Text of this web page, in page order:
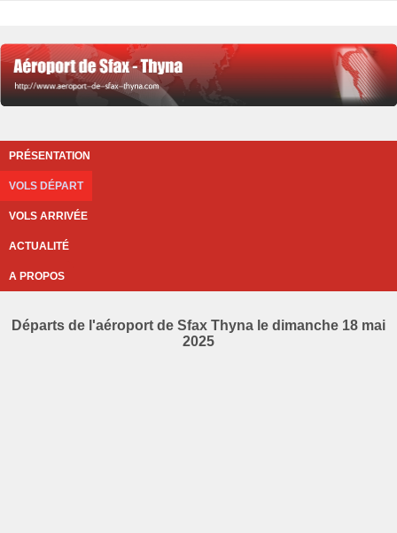
PRÉSENTATION
VOLS DÉPART
VOLS ARRIVÉE
ACTUALITÉ
A PROPOS
Départs de l'aéroport de Sfax Thyna le dimanche 18 mai
2025